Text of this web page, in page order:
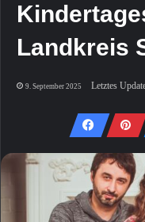
Landkreis
9. September 2025 Letztes